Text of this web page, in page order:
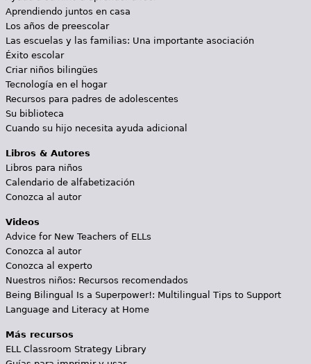
Aprendiendo juntos en casa
Los años de preescolar
Las escuelas y las familias: Una importante asociación
Éxito escolar
Criar niños bilingües
Tecnología en el hogar
Recursos para padres de adolescentes
Su biblioteca
Cuando su hijo necesita ayuda adicional
Libros & Autores
Libros para niños
Calendario de alfabetización
Conozca al autor
Videos
Advice for New Teachers of ELLs
Conozca al autor
Conozca al experto
Nuestros niños: Recursos recomendados
Being Bilingual Is a Superpower!: Multilingual Tips to Support
Language and Literacy at Home
Más recursos
ELL Classroom Strategy Library